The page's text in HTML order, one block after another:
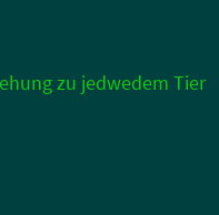
zu jedwedem Tier